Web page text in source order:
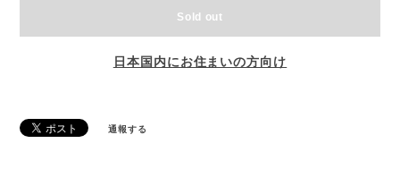
Sold out
日本国内にお住まいの方向け
通報する